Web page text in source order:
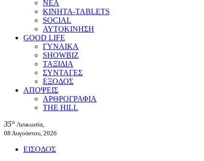
ΝΕΑ
ΚΙΝΗΤΑ-TABLETS
SOCIAL
ΑΥΤΟΚΙΝΗΣΗ
GOOD LIFE
ΓΥΝΑΙΚΑ
SHOWBIZ
ΤΑΞΙΔΙΑ
ΣΥΝΤΑΓΕΣ
ΕΞΟΔΟΣ
ΑΠΟΨΕΙΣ
ΑΡΘΡΟΓΡΑΦΙΑ
THE HILL
35° Λευκωσία,
08 Αυγούστου, 2026
ΕΙΣΟΔΟΣ